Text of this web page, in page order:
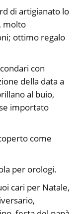
di artigianato lo
molto
ottimo regalo
con
della data a
al buio,
importato
come
per orologi.
cari per Natale,